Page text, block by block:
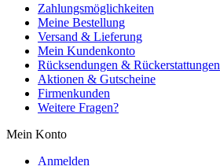
Zahlungsmöglichkeiten
Meine Bestellung
Versand & Lieferung
Mein Kundenkonto
Rücksendungen & Rückerstattungen
Aktionen & Gutscheine
Firmenkunden
Weitere Fragen?
Mein Konto
Anmelden